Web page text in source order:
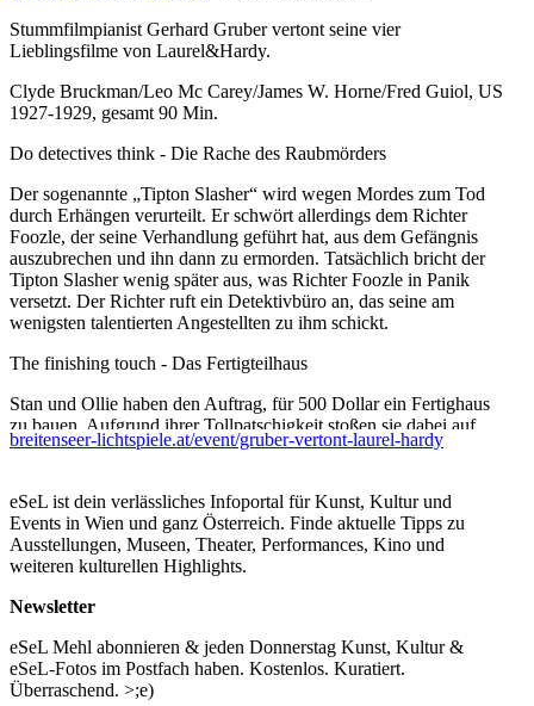
Stummfilmpianist Gerhard Gruber vertont seine vier
Lieblingsfilme von Laurel&Hardy.
Clyde Bruckman/Leo Mc Carey/James W. Horne/Fred Guiol, US
1927-1929, gesamt 90 Min.
Do detectives think - Die Rache des Raubmörders
Der sogenannte „Tipton Slasher“ wird wegen Mordes zum Tod
durch Erhängen verurteilt. Er schwört allerdings dem Richter
Foozle, der seine Verhandlung geführt hat, aus dem Gefängnis
auszubrechen und ihn dann zu ermorden. Tatsächlich bricht der
Tipton Slasher wenig später aus, was Richter Foozle in Panik
versetzt. Der Richter ruft ein Detektivbüro an, das seine am
wenigsten talentierten Angestellten zu ihm schickt.
The finishing touch - Das Fertigteilhaus
Stan und Ollie haben den Auftrag, für 500 Dollar ein Fertighaus
zu bauen. Aufgrund ihrer Tollpatschigkeit stoßen sie dabei auf
etliche Hindernisse.
Stan und Ollie, gerade aus dem Gefängnis ausgebrochen, sind auf
der Flucht vor der Polizei. Sie werden bereits von Komplizen
erwartet. In deren Auto tauschen sie die Gefängniskleidung gegen
Stan und Ollie versuchen erfolglos, im sonnigen Kalifornien an
der Haustür Weihnachtsbäume zu verkaufen.
breitenseer-lichtspiele.at/event/gruber-vertont-laurel-hardy
eSeL ist dein verlässliches Infoportal für Kunst, Kultur und
Events in Wien und ganz Österreich. Finde aktuelle Tipps zu
Ausstellungen, Museen, Theater, Performances, Kino und
weiteren kulturellen Highlights.
Newsletter
eSeL Mehl abonnieren & jeden Donnerstag Kunst, Kultur &
eSeL-Fotos im Postfach haben. Kostenlos. Kuratiert.
Überraschend. >;e)